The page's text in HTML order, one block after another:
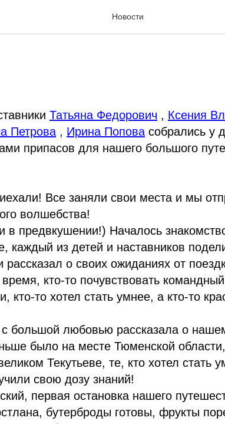
Новости
в Ялуторовск с
Татьяна Федорович , Ксения
Петрова , Ирина Попова собрались у
припасов для нашего большого
Все заняли свои места и мы
волшебства!
в предвкушении!) Началось
каждый из детей и наставников
рассказал о своих ожиданиях от
кто-то почувствовать
кто-то хотел стать умнее, а кто-то
большой любовью рассказала о
было на месте Тюменской
Текутьеве, те, кто хотел стать
свою дозу знаний!
первая остановка нашего
бутерброды готовы, фрукты